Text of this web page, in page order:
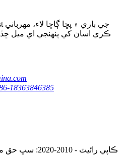
0086-
© ڪاپي رائيٽ - 2010-2020: سڀ حق محفوظ آهن.